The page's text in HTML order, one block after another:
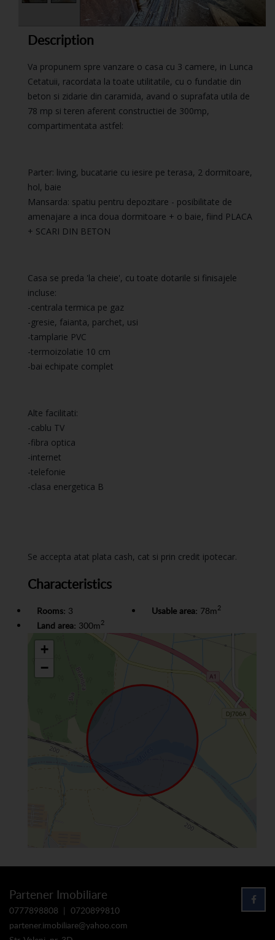
Description
Va propunem spre vanzare o casa cu 3 camere, in Lunca
Cetatuii, racordata la toate utilitatile, cu o fundatie din
beton si zidarie din caramida, avand o suprafata utila de
78 mp si teren aferent constructiei de 300mp,
compartimentata astfel:
Parter: living, bucatarie cu iesire pe terasa, 2 dormitoare,
hol, baie
Mansarda: spatiu pentru depozitare - posibilitate de
amenajare a inca doua dormitoare + o baie, fiind PLACA
+ SCARI DIN BETON
Casa se preda 'la cheie', cu toate dotarile si finisajele
incluse:
-centrala termica pe gaz
-gresie, faianta, parchet, usi
-tamplarie PVC
-termoizolatie 10 cm
-bai echipate complet
Alte facilitati:
-cablu TV
-fibra optica
-internet
-telefonie
-clasa energetica B
Se accepta atat plata cash, cat si prin credit ipotecar.
Characteristics
Rooms: 3 Usable area: 78m2
Land area: 300m2
+
−
Partener Imobiliare
0777898808 | 0720899810
partener.imobiliare@yahoo.com